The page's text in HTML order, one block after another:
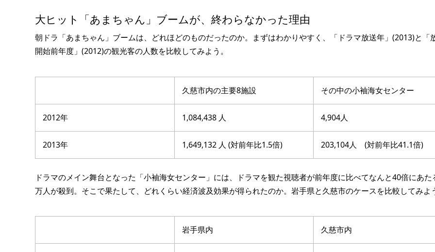
大ヒット「あまちゃん」ブームが、終わらなかった理由
朝ドラ「あまちゃん」ブームは、どれほどのものだったのか。まずはわかりやすく、「ドラマ放送年」(2013)と「
開始前年度」(2012)の観光客の人数を比較してみよう。
久慈市内の主要8施設 その中の小袖海女センター
2012年 1,084,438 人 4,904人
2013年 1,649,132 人 (対前年比1.5倍) 203,104人 (対前年比41.1倍)
ドラマのメイン舞台となった「小袖海女センター」には、ドラマを観た視聴者が前年度に比べてなんと40倍にあた
万人が殺到。そこで果たして、どれくらい経済波及効果が得られたのか。岩手県と久慈市のケースを比較してみよ
岩手県内 久慈市内